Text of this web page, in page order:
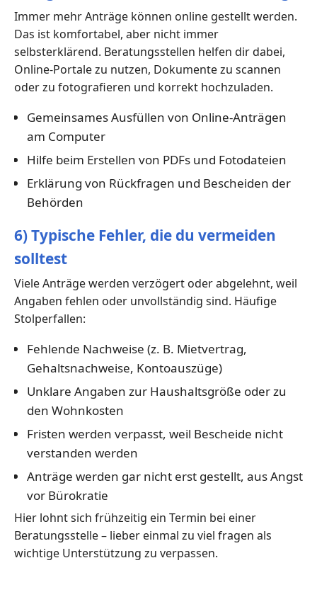
Immer mehr Anträge können online gestellt werden.
Das ist komfortabel, aber nicht immer
selbsterklärend. Beratungsstellen helfen dir dabei,
Online-Portale zu nutzen, Dokumente zu scannen
oder zu fotografieren und korrekt hochzuladen.
Gemeinsames Ausfüllen von Online-Anträgen
am Computer
Hilfe beim Erstellen von PDFs und Fotodateien
Erklärung von Rückfragen und Bescheiden der
Behörden
6) Typische Fehler, die du vermeiden
solltest
Viele Anträge werden verzögert oder abgelehnt, weil
Angaben fehlen oder unvollständig sind. Häufige
Stolperfallen:
Fehlende Nachweise (z. B. Mietvertrag,
Gehaltsnachweise, Kontoauszüge)
Unklare Angaben zur Haushaltsgröße oder zu
den Wohnkosten
Fristen werden verpasst, weil Bescheide nicht
verstanden werden
Anträge werden gar nicht erst gestellt, aus Angst
vor Bürokratie
Hier lohnt sich frühzeitig ein Termin bei einer
Beratungsstelle – lieber einmal zu viel fragen als
wichtige Unterstützung zu verpassen.